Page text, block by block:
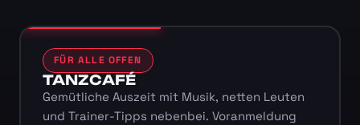
FÜR ALLE OFFEN
TANZCAFÉ
Gemütliche Auszeit mit Musik, netten Leuten
und Trainer-Tipps nebenbei. Voranmeldung